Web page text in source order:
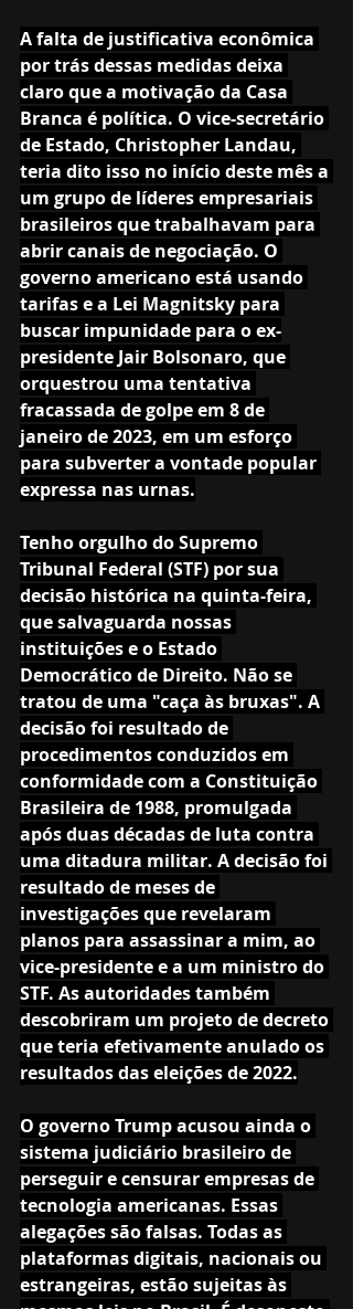
A falta de justificativa econômica
por trás dessas medidas deixa
claro que a motivação da Casa
Branca é política. O vice-secretário
de Estado, Christopher Landau,
teria dito isso no início deste mês a
um grupo de líderes empresariais
brasileiros que trabalhavam para
abrir canais de negociação. O
governo americano está usando
tarifas e a Lei Magnitsky para
buscar impunidade para o ex-
presidente Jair Bolsonaro, que
orquestrou uma tentativa
fracassada de golpe em 8 de
janeiro de 2023, em um esforço
para subverter a vontade popular
expressa nas urnas.
Tenho orgulho do Supremo
Tribunal Federal (STF) por sua
decisão histórica na quinta-feira,
que salvaguarda nossas
instituições e o Estado
Democrático de Direito. Não se
tratou de uma "caça às bruxas". A
decisão foi resultado de
procedimentos conduzidos em
conformidade com a Constituição
Brasileira de 1988, promulgada
após duas décadas de luta contra
uma ditadura militar. A decisão foi
resultado de meses de
investigações que revelaram
planos para assassinar a mim, ao
vice-presidente e a um ministro do
STF. As autoridades também
descobriram um projeto de decreto
que teria efetivamente anulado os
resultados das eleições de 2022.
O governo Trump acusou ainda o
sistema judiciário brasileiro de
perseguir e censurar empresas de
tecnologia americanas. Essas
alegações são falsas. Todas as
plataformas digitais, nacionais ou
estrangeiras, estão sujeitas às